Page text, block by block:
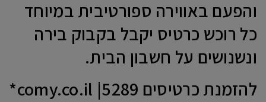
והפעם באווירה ספורטיבית במיוחד
כל רוכש כרטיס יקבל בקבוק בירה
ונשנושים על חשבון הבית.
להזמנת כרטיסים comy.co.il |5289*